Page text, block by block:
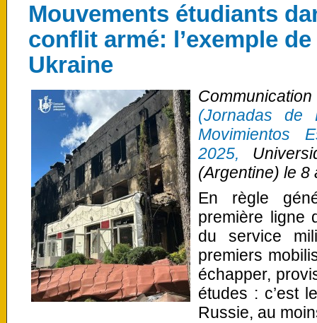
Mouvements étudiants
conflit armé: l’exemple
Ukraine
(Jornadas de
Movimientos
2025,
(Argentine) le 8
En règle
première ligne
du service
premiers
échapper,
études : c’est
Russie, au